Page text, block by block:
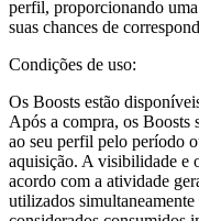
perfil, proporcionando
suas chances de
Condições de uso:
Os Boosts estão
Após a compra, os Boosts
ao seu perfil pelo período
aquisição. A visibilidade e
acordo com a atividade
utilizados